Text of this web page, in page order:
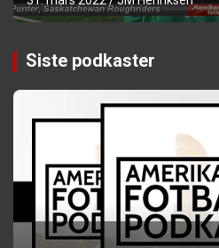
Siste podkaster